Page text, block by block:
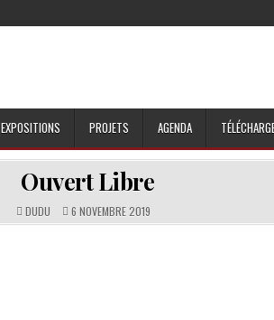
EXPOSITIONS PROJETS AGENDA
Ouvert Libre
DUDU 6 NOVEMBRE 2019